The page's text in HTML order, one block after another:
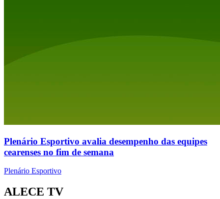
Plenário Esportivo avalia desempenho das equipes
cearenses no fim de semana
Plenário Esportivo
ALECE TV